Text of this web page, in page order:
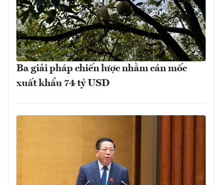
Ba giải pháp chiến lược nhằm cán mốc
xuất khẩu 74 tỷ USD